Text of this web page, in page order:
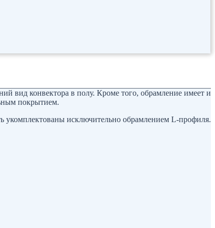
вид конвектора в полу. Кроме того, обрамление имеет и
покрытием.
укомплектованы исключительно обрамлением L-профиля.